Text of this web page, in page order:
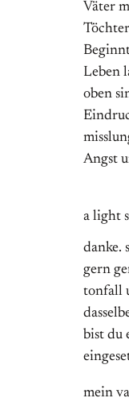
Väter
Leben
oben
Angst
a light
danke.
gern
tonfall
bist du
mein